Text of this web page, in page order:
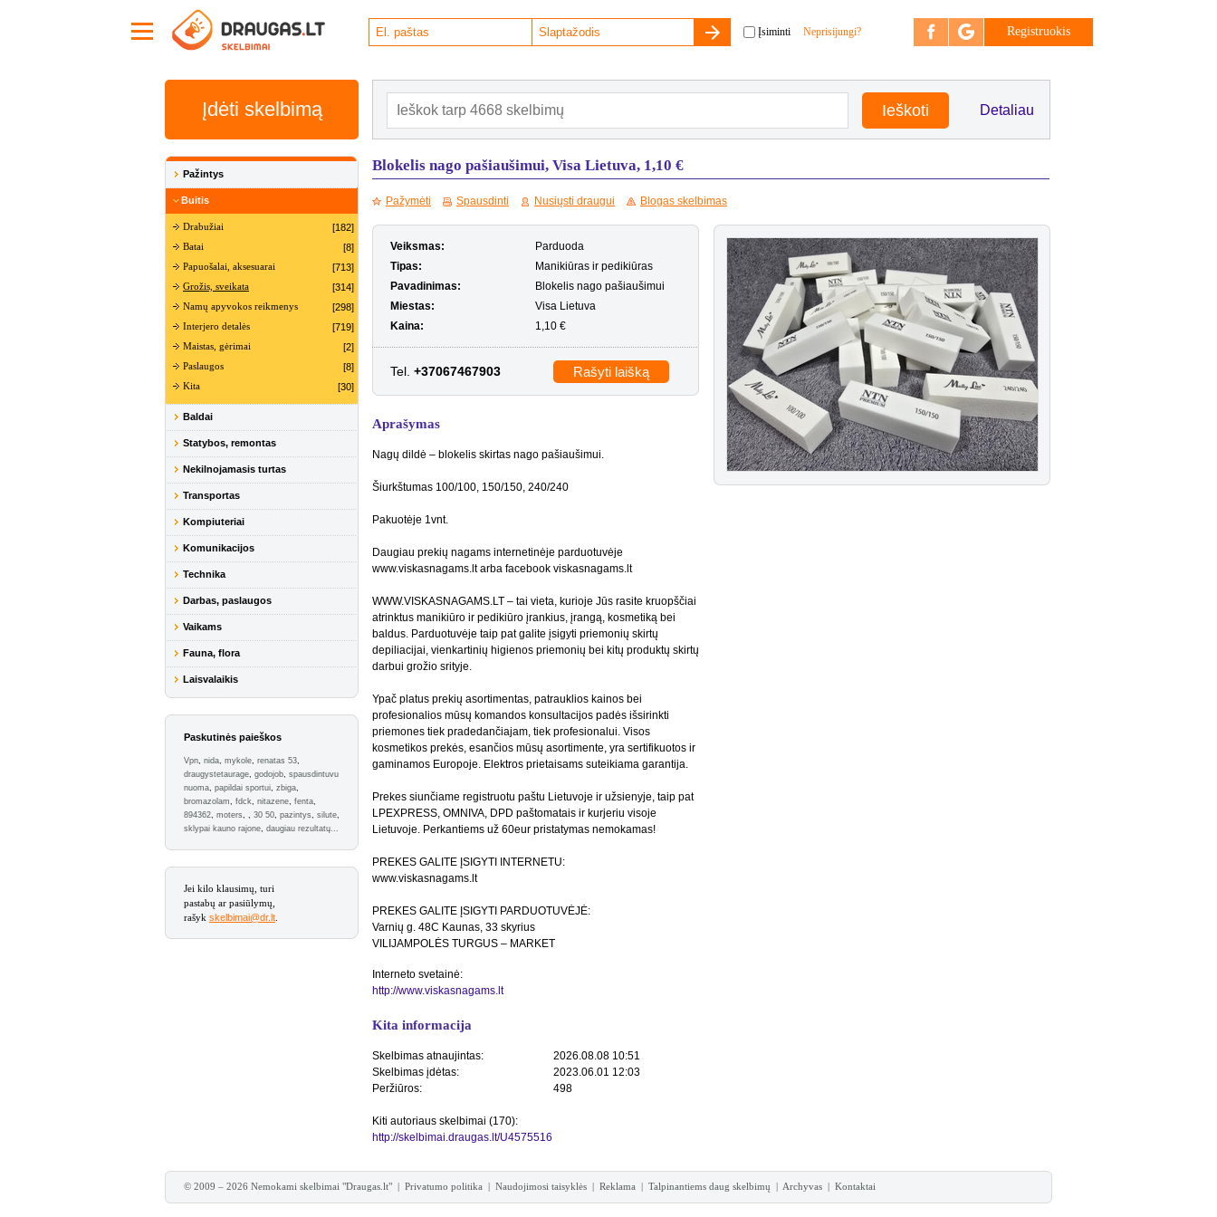
Įsiminti Neprisijungi? Registruokis
Įdėti skelbimą Detaliau
Pažintys
Buitis
Drabužiai [182]
Batai [8]
Papuošalai, aksesuarai [713]
Grožis, sveikata [314]
Namų apyvokos reikmenys [298]
Interjero detalės [719]
Maistas, gėrimai [2]
Paslaugos [8]
Kita [30]
Baldai
Statybos, remontas
Nekilnojamasis turtas
Transportas
Kompiuteriai
Komunikacijos
Technika
Darbas, paslaugos
Vaikams
Fauna, flora
Laisvalaikis
Paskutinės paieškos
Vpn, nida, mykole, renatas 53,
draugystetaurage, godojob, spausdintuvu
nuoma, papildai sportui, zbiga,
bromazolam, fdck, nitazene, fenta,
894362, moters, , 30 50, pazintys, silute,
sklypai kauno rajone, daugiau rezultatų...
Jei kilo klausimų, turi
pastabų ar pasiūlymų,
rašyk skelbimai@dr.lt
Blokelis nago pašiaušimui, Visa Lietuva, 1,10 €
Pažymėti Spausdinti Nusiųsti draugui Blogas skelbimas
Veiksmas:
Parduoda
Tipas:
Manikiūras ir pedikiūras
Pavadinimas:
Blokelis nago pašiaušimui
Miestas:
Visa Lietuva
Kaina:
1,10 €
Tel. +37067467903 Rašyti laišką
Aprašymas
Nagų dildė – blokelis skirtas nago pašiaušimui.
Šiurkštumas 100/100, 150/150, 240/240
Pakuotėje 1vnt.
Daugiau prekių nagams internetinėje parduotuvėje
www.viskasnagams.lt arba facebook viskasnagams.lt
WWW.VISKASNAGAMS.LT – tai vieta, kurioje Jūs rasite kruopščiai
atrinktus manikiūro ir pedikiūro įrankius, įrangą, kosmetiką bei
baldus. Parduotuvėje taip pat galite įsigyti priemonių skirtų
depiliacijai, vienkartinių higienos priemonių bei kitų produktų skirtų
darbui grožio srityje.
Ypač platus prekių asortimentas, patrauklios kainos bei
profesionalios mūsų komandos konsultacijos padės išsirinkti
priemones tiek pradedančiajam, tiek profesionalui. Visos
kosmetikos prekės, esančios mūsų asortimente, yra sertifikuotos ir
gaminamos Europoje. Elektros prietaisams suteikiama garantija.
Prekes siunčiame registruotu paštu Lietuvoje ir užsienyje, taip pat
LPEXPRESS, OMNIVA, DPD paštomatais ir kurjeriu visoje
Lietuvoje. Perkantiems už 60eur pristatymas nemokamas!
PREKES GALITE ĮSIGYTI INTERNETU:
www.viskasnagams.lt
PREKES GALITE ĮSIGYTI PARDUOTUVĖJĖ:
Varnių g. 48C Kaunas, 33 skyrius
VILIJAMPOLĖS TURGUS – MARKET
Interneto svetainė:
http://www.viskasnagams.lt
Kita informacija
Skelbimas atnaujintas:
2026.08.08 10:51
Skelbimas įdėtas:
2023.06.01 12:03
Peržiūros:
498
Kiti autoriaus skelbimai (170):
http://skelbimai.draugas.lt/U4575516
© 2009 – 2026 Nemokami skelbimai "Draugas.lt" | Privatumo politika Naudojimosi taisyklės Reklama Talpinantiems daug skelbimų Archyvas Kontaktai